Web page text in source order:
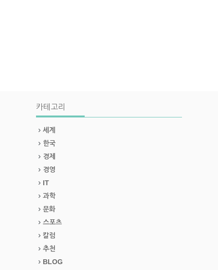
카테고리
세계
한국
경제
경영
IT
과학
문화
스포츠
칼럼
추천
BLOG